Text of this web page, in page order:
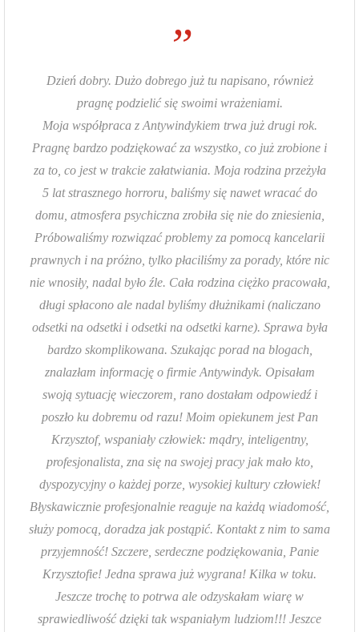
”
Dzień dobry. Dużo dobrego już tu napisano, również
pragnę podzielić się swoimi wrażeniami.
Moja współpraca z Antywindykiem trwa już drugi rok.
Pragnę bardzo podziękować za wszystko, co już zrobione i
za to, co jest w trakcie załatwiania. Moja rodzina przeżyła
5 lat strasznego horroru, baliśmy się nawet wracać do
domu, atmosfera psychiczna zrobiła się nie do zniesienia,
Próbowaliśmy rozwiązać problemy za pomocą kancelarii
prawnych i na próżno, tylko płaciliśmy za porady, które nic
nie wnosiły, nadal było źle. Cała rodzina ciężko pracowała,
długi spłacono ale nadal byliśmy dłużnikami (naliczano
odsetki na odsetki i odsetki na odsetki karne). Sprawa była
bardzo skomplikowana. Szukając porad na blogach,
znalazłam informację o firmie Antywindyk. Opisałam
swoją sytuację wieczorem, rano dostałam odpowiedź i
poszło ku dobremu od razu! Moim opiekunem jest Pan
Krzysztof, wspaniały człowiek: mądry, inteligentny,
profesjonalista, zna się na swojej pracy jak mało kto,
dyspozycyjny o każdej porze, wysokiej kultury człowiek!
Błyskawicznie profesjonalnie reaguje na każdą wiadomość,
służy pomocą, doradza jak postąpić. Kontakt z nim to sama
przyjemność! Szczere, serdeczne podziękowania, Panie
Krzysztofie! Jedna sprawa już wygrana! Kilka w toku.
Jeszcze trochę to potrwa ale odzyskałam wiarę w
sprawiedliwość dzięki tak wspaniałym ludziom!!! Jeszce